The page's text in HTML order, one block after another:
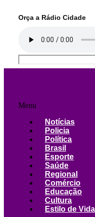
Orça a Rádio Cidade
Menu
Notícias
Policia
Política
Brasil
Esporte
Saúde
Regional
Comércio
Educação
Cultura
Estilo de Vida